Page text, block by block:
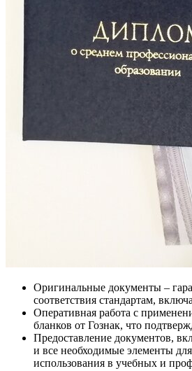
Оригинальные документы –
соответствия стандартам,
Оперативная работа с
бланков от Гознак, что
Предоставление документов,
и все необходимые элементы
использования в учебных и